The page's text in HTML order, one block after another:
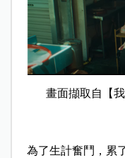
畫面擷取自【
為了生計奮鬥，累